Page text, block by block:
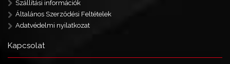
Szállítási információk
Általános Szerződési Feltételek
Adatvédelmi nyilatkozat
Kapcsolat